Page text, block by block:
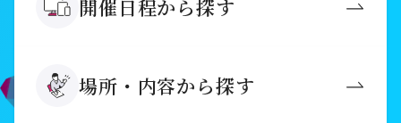
開催日程から探す
場所・内容から探す